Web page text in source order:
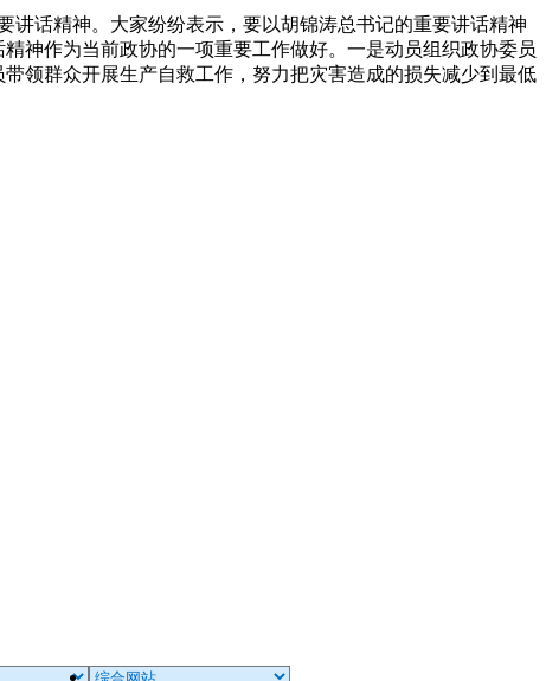
话精神。大家纷纷表示，要以胡锦涛总书记的重要讲话精神
神作为当前政协的一项重要工作做好。一是动员组织政协委员
领群众开展生产自救工作，努力把灾害造成的损失减少到最低